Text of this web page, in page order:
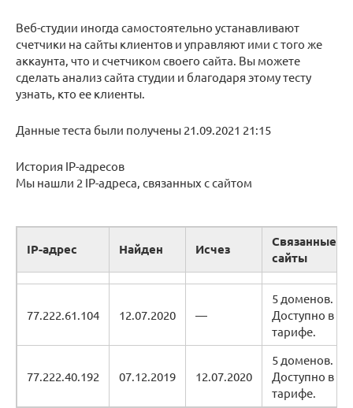
Веб-студии иногда самостоятельно устанавливают
счетчики на сайты клиентов и управляют ими с того же
аккаунта, что и счетчиком своего сайта. Вы можете
сделать анализ сайта студии и благодаря этому тесту
узнать, кто ее клиенты.
Данные теста были получены 21.09.2021 21:15
История IP-адресов
Мы нашли 2 IP-адреса, связанных с сайтом
IP-адрес Найден Исчез
Связанные
сайты
77.222.61.104 12.07.2020 —
5 доменов.
Доступно в
тарифе.
77.222.40.192 07.12.2019 12.07.2020
5 доменов.
Доступно в
тарифе.